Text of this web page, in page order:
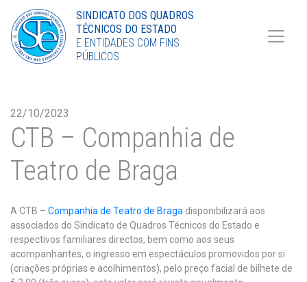
Torne-se Sócio
LinkedIn
SINDICATO DOS QUADROS
TÉCNICOS DO ESTADO
E ENTIDADES COM FINS
PÚBLICOS
22/10/2023
CTB – Companhia de
Teatro de Braga
A CTB – Companhia de Teatro de Braga disponibilizará aos
associados do Sindicato de Quadros Técnicos do Estado e
respectivos familiares directos, bem como aos seus
acompanhantes, o ingresso em espectáculos promovidos por si
(criações próprias e acolhimentos), pelo preço facial de bilhete de